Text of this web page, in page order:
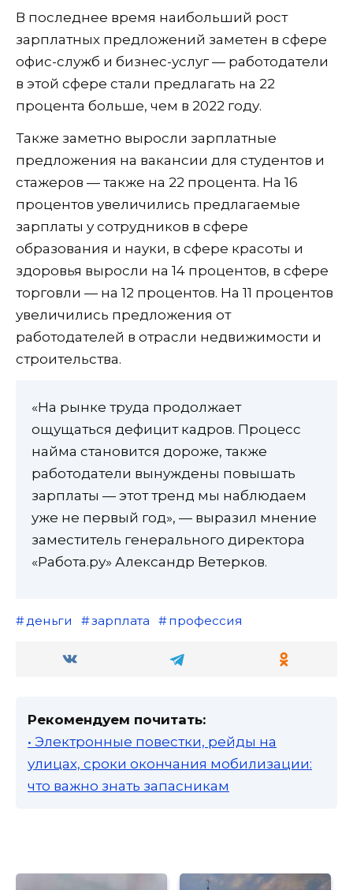
В последнее время наибольший рост
зарплатных предложений заметен в сфере
офис-служб и бизнес-услуг — работодатели
в этой сфере стали предлагать на 22
процента больше, чем в 2022 году.
Также заметно выросли зарплатные
предложения на вакансии для студентов и
стажеров — также на 22 процента. На 16
процентов увеличились предлагаемые
зарплаты у сотрудников в сфере
образования и науки, в сфере красоты и
здоровья выросли на 14 процентов, в сфере
торговли — на 12 процентов. На 11 процентов
увеличились предложения от
работодателей в отрасли недвижимости и
строительства.
«На рынке труда продолжает
ощущаться дефицит кадров. Процесс
найма становится дороже, также
работодатели вынуждены повышать
зарплаты — этот тренд мы наблюдаем
уже не первый год», — выразил мнение
заместитель генерального директора
«Работа.ру» Александр Ветерков.
деньги зарплата профессия
Рекомендуем почитать:
• Электронные повестки, рейды на
улицах, сроки окончания мобилизации:
что важно знать запасникам